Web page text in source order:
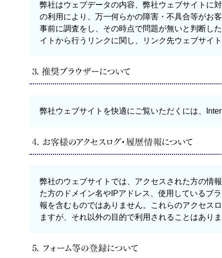
弊社はウェブデータの内容、弊社ウェブサイトに
の利用により、万一何らかの障害・不具合等がお
事前に調査をし、その時点で問題が無いと判断し
イトから行うリンクに関し、リンク先ウェブサイ
弊社ウェブサイトを快適にご覧いただくには、
弊社のウェブサイトでは、アクセスされた方の情
た方のドメイン名やIPアドレス、使用しているブ
報を含むものではありません。これらのアクセス
ますが、それ以外の目的で利用されることはあり